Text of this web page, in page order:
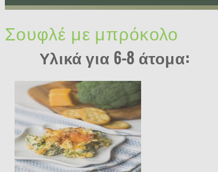
Σουφλέ με μπρόκολο
Υλικά για 6-8 άτομα: